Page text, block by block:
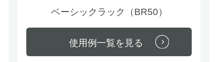
ベーシックラック（BR50）
使用例一覧を見る